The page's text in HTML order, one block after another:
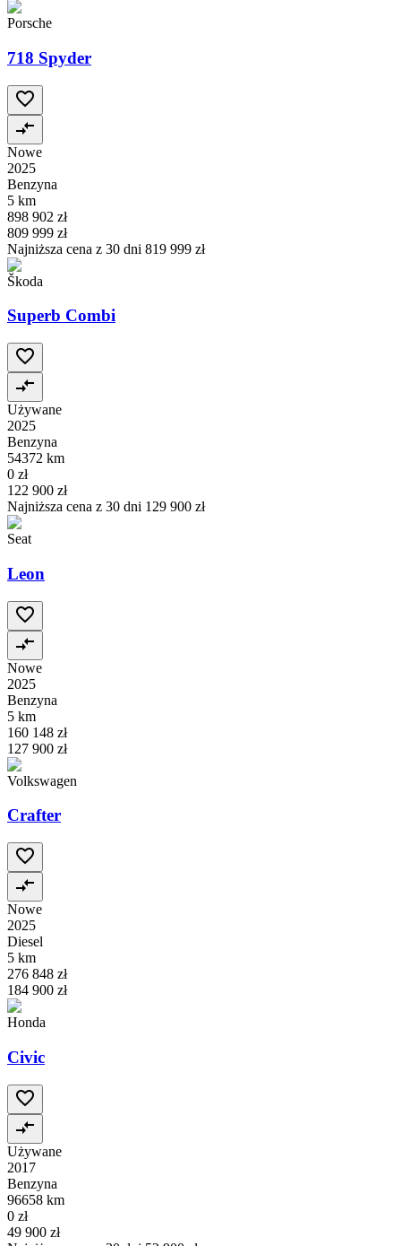
Porsche
718 Spyder
Nowe
2025
Benzyna
5 km
898 902 zł
809 999 zł
Najniższa cena z 30 dni 819 999 zł
Škoda
Superb Combi
Używane
2025
Benzyna
54372 km
0 zł
122 900 zł
Najniższa cena z 30 dni 129 900 zł
Seat
Leon
Nowe
2025
Benzyna
5 km
160 148 zł
127 900 zł
Volkswagen
Crafter
Nowe
2025
Diesel
5 km
276 848 zł
184 900 zł
Honda
Civic
Używane
2017
Benzyna
96658 km
0 zł
49 900 zł